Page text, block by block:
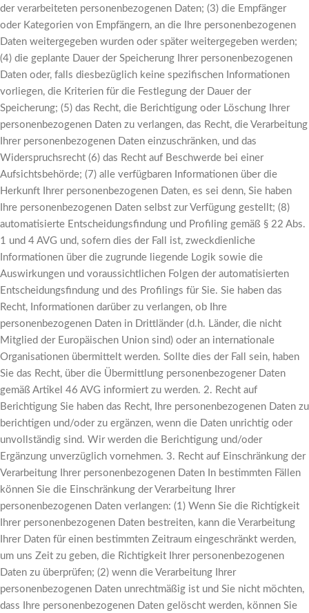
der verarbeiteten personenbezogenen Daten; (3) die Empfänger
oder Kategorien von Empfängern, an die Ihre personenbezogenen
Daten weitergegeben wurden oder später weitergegeben werden;
(4) die geplante Dauer der Speicherung Ihrer personenbezogenen
Daten oder, falls diesbezüglich keine spezifischen Informationen
vorliegen, die Kriterien für die Festlegung der Dauer der
Speicherung; (5) das Recht, die Berichtigung oder Löschung Ihrer
personenbezogenen Daten zu verlangen, das Recht, die Verarbeitung
Ihrer personenbezogenen Daten einzuschränken, und das
Widerspruchsrecht (6) das Recht auf Beschwerde bei einer
Aufsichtsbehörde; (7) alle verfügbaren Informationen über die
Herkunft Ihrer personenbezogenen Daten, es sei denn, Sie haben
Ihre personenbezogenen Daten selbst zur Verfügung gestellt; (8)
automatisierte Entscheidungsfindung und Profiling gemäß § 22 Abs.
1 und 4 AVG und, sofern dies der Fall ist, zweckdienliche
Informationen über die zugrunde liegende Logik sowie die
Auswirkungen und voraussichtlichen Folgen der automatisierten
Entscheidungsfindung und des Profilings für Sie. Sie haben das
Recht, Informationen darüber zu verlangen, ob Ihre
personenbezogenen Daten in Drittländer (d.h. Länder, die nicht
Mitglied der Europäischen Union sind) oder an internationale
Organisationen übermittelt werden. Sollte dies der Fall sein, haben
Sie das Recht, über die Übermittlung personenbezogener Daten
gemäß Artikel 46 AVG informiert zu werden. 2. Recht auf
Berichtigung Sie haben das Recht, Ihre personenbezogenen Daten zu
berichtigen und/oder zu ergänzen, wenn die Daten unrichtig oder
unvollständig sind. Wir werden die Berichtigung und/oder
Ergänzung unverzüglich vornehmen. 3. Recht auf Einschränkung der
Verarbeitung Ihrer personenbezogenen Daten In bestimmten Fällen
können Sie die Einschränkung der Verarbeitung Ihrer
personenbezogenen Daten verlangen: (1) Wenn Sie die Richtigkeit
Ihrer personenbezogenen Daten bestreiten, kann die Verarbeitung
Ihrer Daten für einen bestimmten Zeitraum eingeschränkt werden,
um uns Zeit zu geben, die Richtigkeit Ihrer personenbezogenen
Daten zu überprüfen; (2) wenn die Verarbeitung Ihrer
personenbezogenen Daten unrechtmäßig ist und Sie nicht möchten,
dass Ihre personenbezogenen Daten gelöscht werden, können Sie